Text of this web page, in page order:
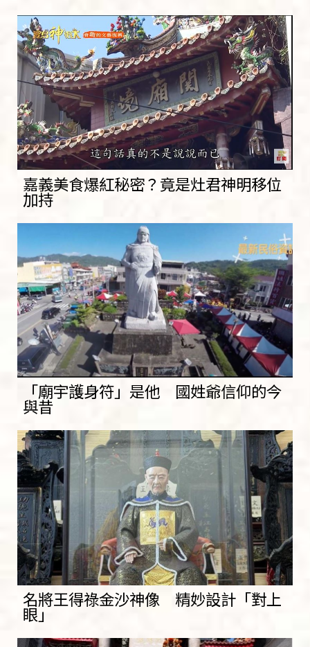
嘉義美食爆紅秘密？竟是灶君神明移位
加持
「廟宇護身符」是他 國姓爺信仰的今
與昔
名將王得祿金沙神像 精妙設計「對上
眼」